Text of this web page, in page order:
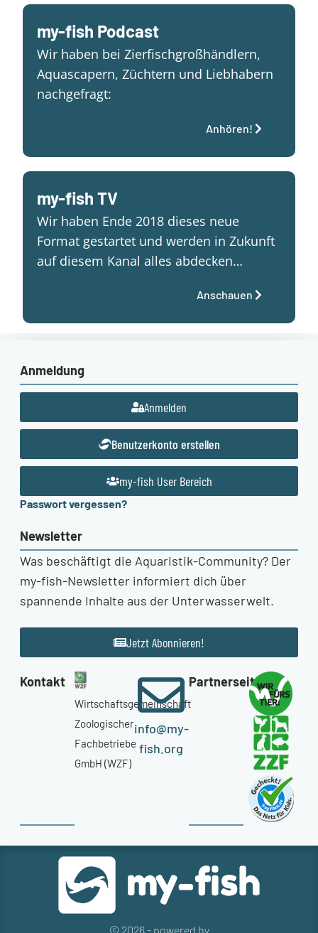
my-fish Podcast
Wir haben bei Zierfischgroßhändlern,
Aquascapern, Züchtern und Liebhabern
nachgefragt:
Anhören!
my-fish TV
Wir haben Ende 2018 dieses neue
Format gestartet und werden in Zukunft
auf diesem Kanal alles abdecken…
Anschauen
Anmeldung
Anmelden
Benutzerkonto erstellen
my-fish User Bereich
Passwort vergessen?
Newsletter
Was beschäftigt die Aquaristik-Community? Der
my-fish-Newsletter informiert dich über
spannende Inhalte aus der Unterwasserwelt.
Jetzt Abonnieren!
Kontakt
Wirtschaftsgemeinschaft
Zoologischer
Fachbetriebe
GmbH (WZF)
info@my-
fish.org
Partnerseiten
© 2026 - powered by